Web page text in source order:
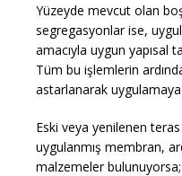
Yüzeyde mevcut olan
segregasyonlar ise,
amacıyla uygun yapısal
Tüm bu işlemlerin
astarlanarak
Eski veya yenilenen
uygulanmış membran,
malzemeler